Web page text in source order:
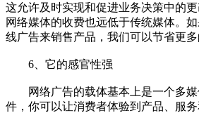
这允许及时实现和促进业务决策中的更
网络媒体的收费也远低于传统媒体。
线广告来销售产品，我们可以节省更多
6、它的感官性强
网络广告的载体基本上是一个多媒
件，你可以让消费者体验到产品、服